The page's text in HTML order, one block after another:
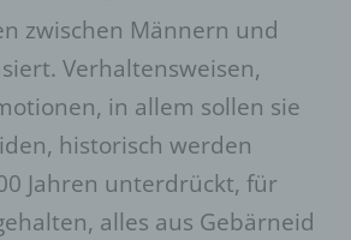
zwischen Männern und
Verhaltensweisen,
in allem sollen sie
historisch werden
Jahren unterdrückt, für
alles aus Gebärneid
Willensbekundung in Form einer
einer sonstigen eindeutigen
Handlung, mit der die betroffene
gibt, dass sie mit der
der sie betreffenden
Daten einverstanden ist.
des für die
Verantwortlichen